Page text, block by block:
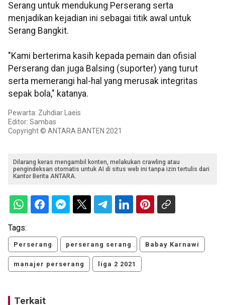
Serang untuk mendukung Perserang serta
menjadikan kejadian ini sebagai titik awal untuk
Serang Bangkit.
"Kami berterima kasih kepada pemain dan ofisial
Perserang dan juga Balsing (suporter) yang turut
serta memerangi hal-hal yang merusak integritas
sepak bola," katanya.
Pewarta: Zuhdiar Laeis
Editor: Sambas
Copyright © ANTARA BANTEN 2021
Dilarang keras mengambil konten, melakukan crawling atau
pengindeksan otomatis untuk AI di situs web ini tanpa izin tertulis dari
Kantor Berita ANTARA.
Tags:
Perserang perserang serang Babay Karnawi
manajer perserang liga 2 2021
Terkait